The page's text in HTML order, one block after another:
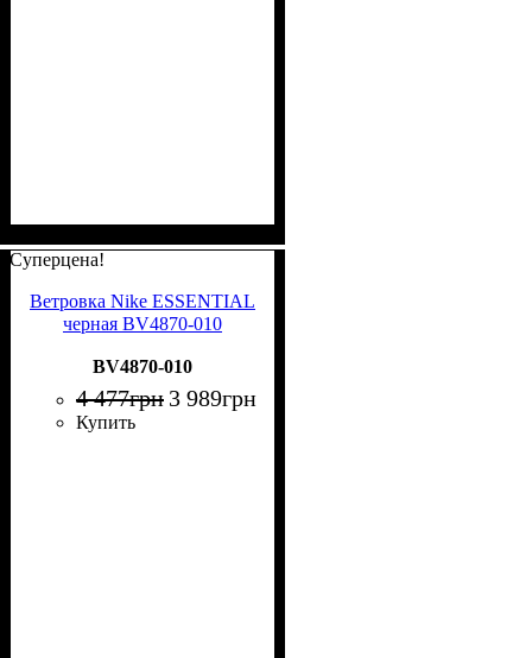
Суперцена!
Ветровка Nike ESSENTIAL
черная BV4870-010
BV4870-010
4 477грн 3 989грн
Купить